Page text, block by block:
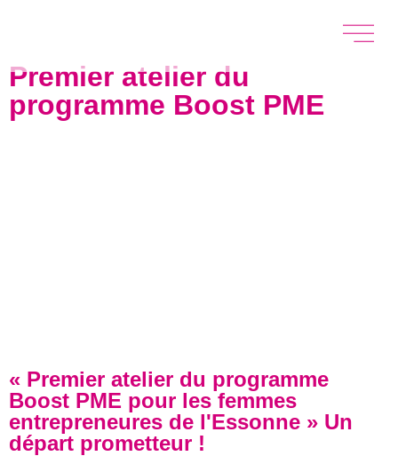
Premier atelier du
programme Boost PME
« Premier atelier du programme
Boost PME pour les femmes
entrepreneures de l'Essonne » Un
départ prometteur !